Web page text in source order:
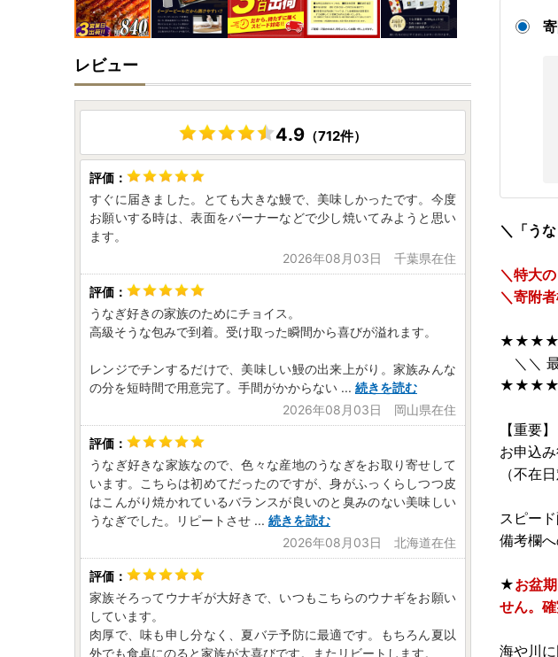
＼「う
＼特大
＼寄附
＼＼
【重要】
お申込
（不在
スピー
備考欄
★お盆
せん。
海や川
レビュー
4.9 （712件）
すぐに届きました。とても大きな鰻で、美味しかったです。今度
お願いする時は、表面をバーナーなどで少し焼いてみようと思い
ます。
2026年08月03日 千葉県在住
うなぎ好きの家族のためにチョイス。
高級そうな包みで到着。受け取った瞬間から喜びが溢れます。
レンジでチンするだけで、美味しい鰻の出来上がり。家族みんな
の分を短時間で用意完了。手間がかからない ... 続きを読む
2026年08月03日 岡山県在住
うなぎ好きな家族なので、色々な産地のうなぎをお取り寄せして
います。こちらは初めてだったのですが、身がふっくらしつつ皮
はこんがり焼かれているバランスが良いのと臭みのない美味しい
うなぎでした。リピートさせ ... 続きを読む
2026年08月03日 北海道在住
家族そろってウナギが大好きで、いつもこちらのウナギをお願い
しています。
肉厚で、味も申し分なく、夏バテ予防に最適です。もちろん夏以
外でも食卓にのると家族が大喜びです。またリビートします。